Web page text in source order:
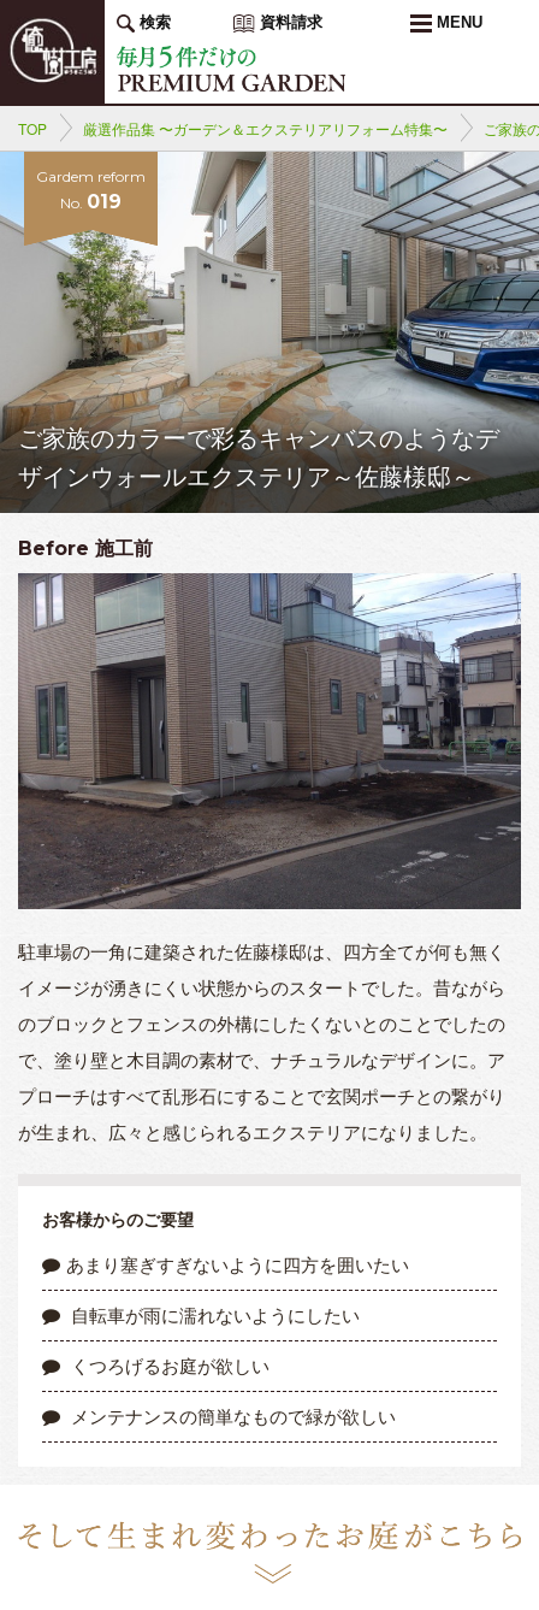
検索 資料請求 MENU
TOP 厳選作品集 〜ガーデン＆エクステリアリフォーム特集〜 ご家族
Gardem reform
No. 019
ご家族のカラーで彩るキャンバスのようなデ
ザインウォールエクステリア～佐藤様邸～
Before 施工前
駐車場の一角に建築された佐藤様邸は、四方全てが何も無く
イメージが湧きにくい状態からのスタートでした。 昔ながら
のブロックとフェンスの外構にしたくないとのことでしたの
で、塗り壁と木目調の素材で、ナチュラルなデザインに。 ア
プローチはすべて乱形石にすることで玄関ポーチとの繋がり
が生まれ、広々と感じられるエクステリアになりました。
お客様からのご要望
あまり塞ぎすぎないように四方を囲いたい
自転車が雨に濡れないようにしたい
くつろげるお庭が欲しい
メンテナンスの簡単なもので緑が欲しい